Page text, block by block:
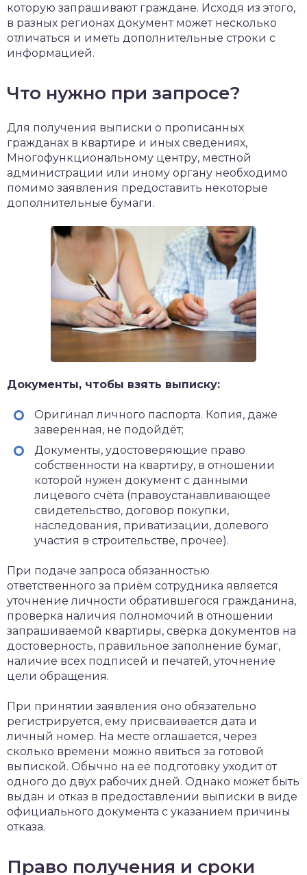
которую запрашивают граждане. Исходя из этого,
в разных регионах документ может несколько
отличаться и иметь дополнительные строки с
информацией.
Что нужно при запросе?
Для получения выписки о прописанных
гражданах в квартире и иных сведениях,
Многофункциональному центру, местной
администрации или иному органу необходимо
помимо заявления предоставить некоторые
дополнительные бумаги.
Документы, чтобы взять выписку:
Оригинал личного паспорта. Копия, даже
заверенная, не подойдёт;
Документы, удостоверяющие право
собственности на квартиру, в отношении
которой нужен документ с данными
лицевого счёта (правоустанавливающее
свидетельство, договор покупки,
наследования, приватизации, долевого
участия в строительстве, прочее).
При подаче запроса обязанностью
ответственного за приём сотрудника является
уточнение личности обратившегося гражданина,
проверка наличия полномочий в отношении
запрашиваемой квартиры, сверка документов на
достоверность, правильное заполнение бумаг,
наличие всех подписей и печатей, уточнение
цели обращения.
При принятии заявления оно обязательно
регистрируется, ему присваивается дата и
личный номер. На месте оглашается, через
сколько времени можно явиться за готовой
выпиской. Обычно на ее подготовку уходит от
одного до двух рабочих дней. Однако может быть
выдан и отказ в предоставлении выписки в виде
официального документа с указанием причины
отказа.
Право получения и сроки